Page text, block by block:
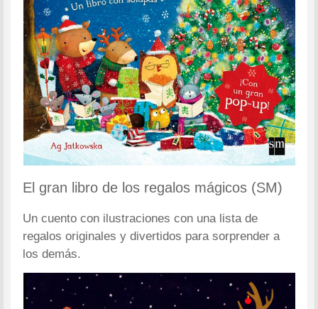
El gran libro de los regalos mágicos (SM)
Un cuento con ilustraciones con una lista de
regalos originales y divertidos para sorprender a
los demás.